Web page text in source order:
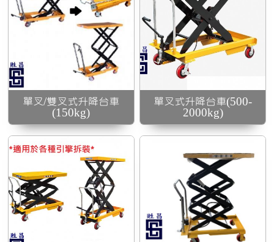
單叉/雙叉式升降台車
(150kg)
單叉式升降台車(500-
2000kg)
500kg升降台車(最高
按鈕式半電動升降台